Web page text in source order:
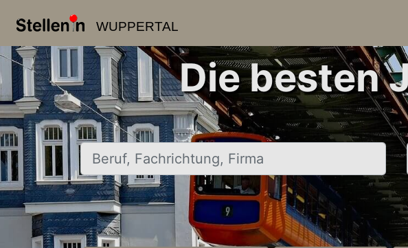
WUPPERTAL
Die besten
Beruf, Fachrichtung, Firma